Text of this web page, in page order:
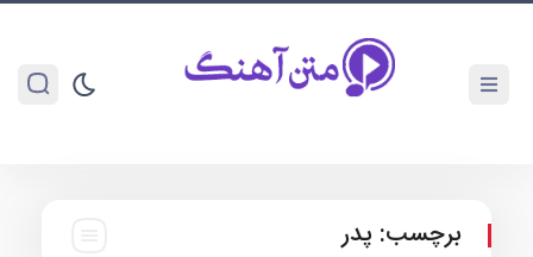
برچسب: پدر